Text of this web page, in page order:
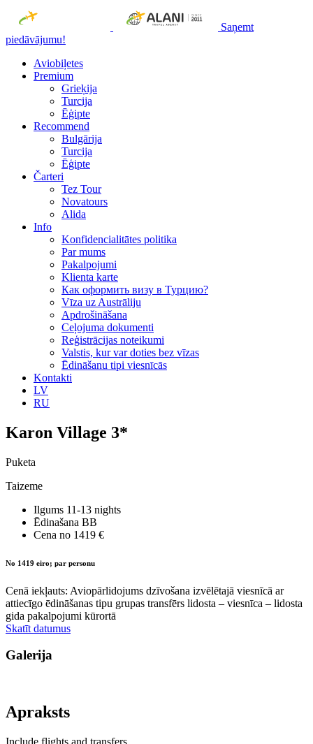
Saņemt
piedāvājumu!
Aviobiļetes
Premium
Grieķija
Turcija
Ēģipte
Recommend
Bulgārija
Turcija
Ēģipte
Čarteri
Tez Tour
Novatours
Alida
Info
Konfidencialitātes politika
Par mums
Рakalpojumi
Klienta karte
Как оформить визу в Турцию?
Vīza uz Austrāliju
Apdrošināšana
Ceļojuma dokumenti
Reģistrācijas noteikumi
Valstis, kur var doties bez vīzas
Ēdināšanu tipi viesnīcās
Kontakti
LV
RU
Karon Village 3*
Puketa
Taizeme
Ilgums 11-13 nights
Ēdinašana BB
Cena no 1419 €
No 1419 eiro; par personu
Cenā iekļauts: Aviopārlidojums dzīvošana izvēlētajā viesnīcā ar
attiecīgo ēdināšanas tipu grupas transfērs lidosta – viesnīca – lidosta
gida pakalpojumi kūrortā
Skatīt datumus
Galerija
Apraksts
Include flights and transfers